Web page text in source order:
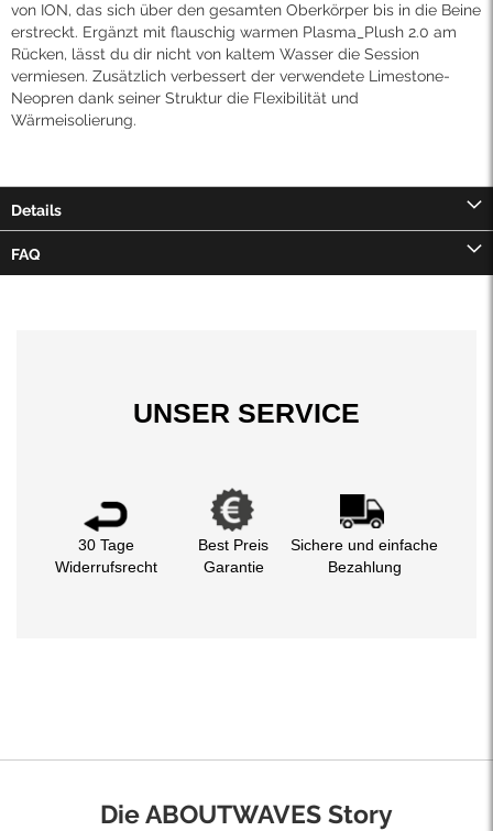
von ION, das sich über den gesamten Oberkörper bis in die Beine
erstreckt. Ergänzt mit flauschig warmen Plasma_Plush 2.0 am
Rücken, lässt du dir nicht von kaltem Wasser die Session
vermiesen. Zusätzlich verbessert der verwendete Limestone-
Neopren dank seiner Struktur die Flexibilität und
Wärmeisolierung.
Details
FAQ
UNSER SERVICE
30 Tage
Widerrufsrecht
Best Preis
Garantie
Sichere und einfache
Bezahlung
Die ABOUTWAVES Story